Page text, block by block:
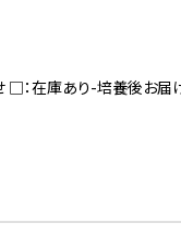
在庫あり-培養後お届